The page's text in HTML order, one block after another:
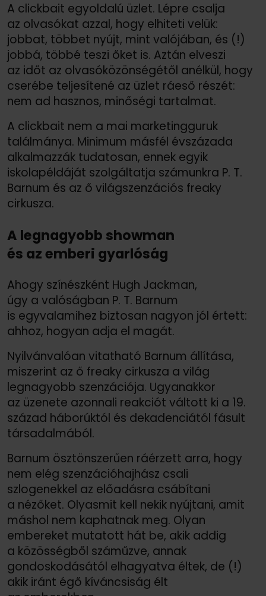
A clickbait egyoldalú üzlet. Lépre csalja
az olvasókat azzal, hogy elhiteti velük:
jobbat, többet nyújt, mint valójában, és (!)
jobbá, többé teszi őket is. Aztán elveszi
az időt az olvasóközönségétől anélkül, hogy
cserébe teljesítené az üzlet ráeső részét:
nem ad hasznos, minőségi tartalmat.
A clickbait nem a mai marketingguruk
találmánya. Minimum másfél évszázada
alkalmazzák tudatosan, ennek egyik
iskolapéldáját szolgáltatja számunkra P. T.
Barnum és az ő világszenzációs freaky
cirkusza.
A legnagyobb showman
és az emberi gyarlóság
Ahogy színészként Hugh Jackman,
úgy a valóságban P. T. Barnum
is egyvalamihez biztosan nagyon jól értett:
ahhoz, hogyan adja el magát.
Nyilvánvalóan vitatható Barnum állítása,
miszerint az ő freaky cirkusza a világ
legnagyobb szenzációja. Ugyanakkor
az üzenete azonnali reakciót váltott ki a 19.
század háborúktól és dekadenciától fásult
társadalmából.
Barnum ösztönszerűen ráérzett arra, hogy
nem elég szenzációhajhász csali
szlogenekkel az előadásra csábítani
a nézőket. Olyasmit kell nekik nyújtani, amit
máshol nem kaphatnak meg. Olyan
embereket mutatott hát be, akik addig
a közösségből száműzve, annak
gondoskodásától elhagyatva éltek, de (!)
akik iránt égő kíváncsiság élt